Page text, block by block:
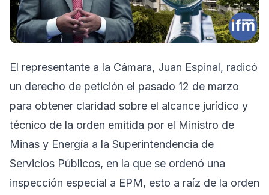
El representante a la Cámara, Juan Espinal, radicó
un derecho de petición el pasado 12 de marzo
para obtener claridad sobre el alcance jurídico y
técnico de la orden emitida por el Ministro de
Minas y Energía a la Superintendencia de
Servicios Públicos, en la que se ordenó una
inspección especial a EPM, esto a raíz de la orden